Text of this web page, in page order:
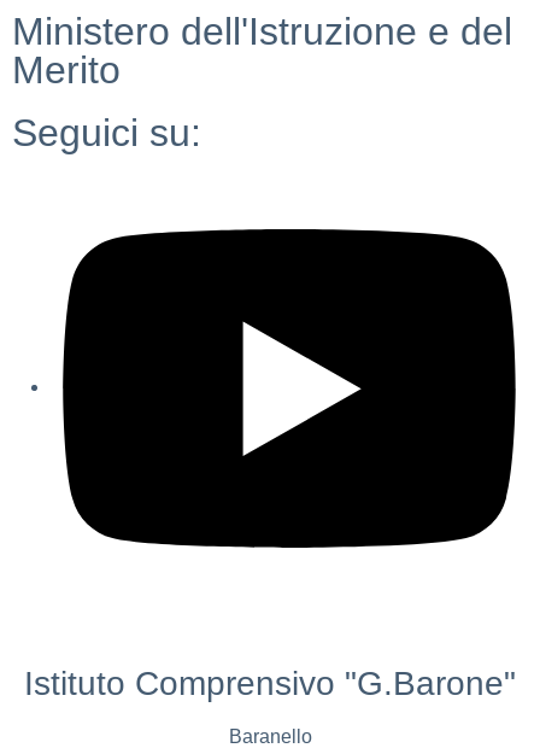
Ministero dell'Istruzione e del
Merito
Seguici su:
Istituto Comprensivo "G.Barone"
Baranello